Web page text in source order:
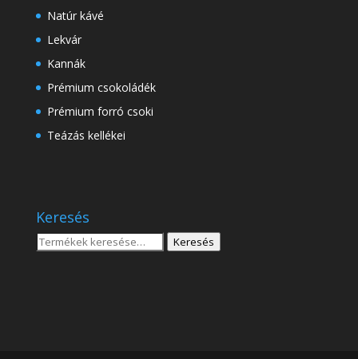
Natúr kávé
Lekvár
Kannák
Prémium csokoládék
Prémium forró csoki
Teázás kellékei
Keresés
Keresés
Keresés